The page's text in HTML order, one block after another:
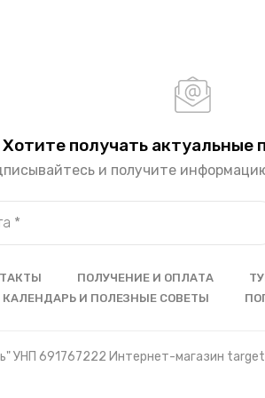
Хотите получать актуальные
и получите
ПОЛУЧЕНИЕ И ОПЛАТА
КАЛЕНДАРЬ И ПОЛЕЗНЫЕ СОВЕТЫ
УНП 691767222 Интернет-магазин